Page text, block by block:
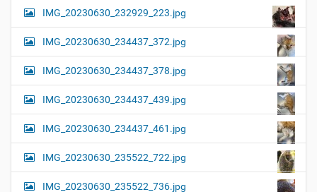
IMG_20230630_232929_223.jpg
IMG_20230630_234437_372.jpg
IMG_20230630_234437_378.jpg
IMG_20230630_234437_439.jpg
IMG_20230630_234437_461.jpg
IMG_20230630_235522_722.jpg
IMG_20230630_235522_736.jpg